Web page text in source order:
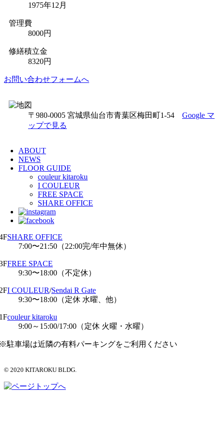
1975年12月
管理費
8000円
修繕積立金
8320円
お問い合わせフォームへ
〒980-0005 宮城県仙台市青葉区梅田町1-54 Google マ
ップで見る
ABOUT
NEWS
FLOOR GUIDE
couleur kitaroku
I COULEUR
FREE SPACE
SHARE OFFICE
SHARE OFFICE
7:00〜21:50（22:00完/年中無休）
FREE SPACE
9:30〜18:00（不定休）
I COULEUR/Sendai R Gate
9:30〜18:00（定休 水曜、他）
couleur kitaroku
9:00～15:00/17:00（定休 火曜・水曜）
駐車場は近隣の有料パーキングをご利用ください
© 2020 KITAROKU BLDG.